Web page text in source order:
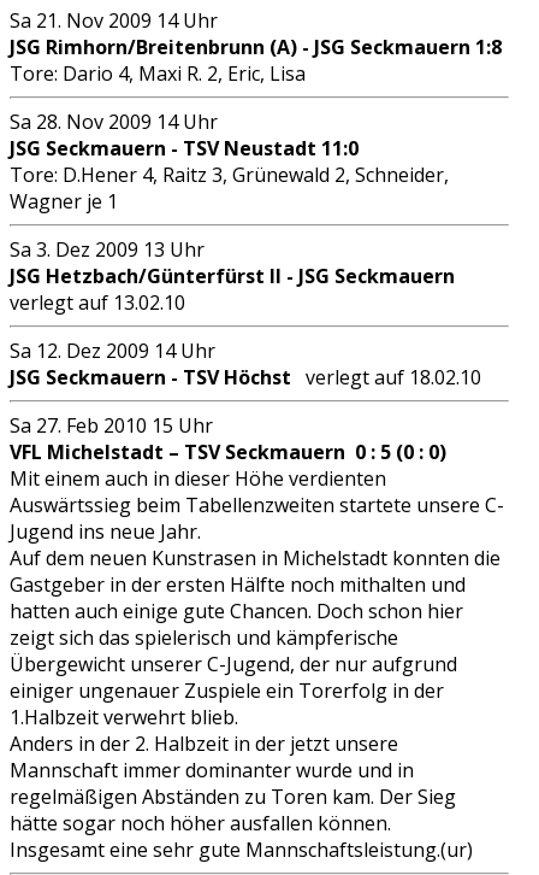
Sa 21. Nov 2009 14 Uhr
JSG Rimhorn/Breitenbrunn (A) - JSG Seckmauern 1:8
Tore: Dario 4, Maxi R. 2, Eric, Lisa
Sa 28. Nov 2009 14 Uhr
JSG Seckmauern - TSV Neustadt 11:0
Tore: D.Hener 4, Raitz 3, Grünewald 2, Schneider,
Wagner je 1
Sa 3. Dez 2009 13 Uhr
JSG Hetzbach/Günterfürst II - JSG Seckmauern
verlegt auf 13.02.10
Sa 12. Dez 2009 14 Uhr
JSG Seckmauern - TSV Höchst verlegt auf 18.02.10
Sa 27. Feb 2010 15 Uhr
VFL Michelstadt – TSV Seckmauern 0 : 5 (0 : 0)
Mit einem auch in dieser Höhe verdienten
Auswärtssieg beim Tabellenzweiten startete unsere C-
Jugend ins neue Jahr.
Auf dem neuen Kunstrasen in Michelstadt konnten die
Gastgeber in der ersten Hälfte noch mithalten und
hatten auch einige gute Chancen. Doch schon hier
zeigt sich das spielerisch und kämpferische
Übergewicht unserer C-Jugend, der nur aufgrund
einiger ungenauer Zuspiele ein Torerfolg in der
1.Halbzeit verwehrt blieb.
Anders in der 2. Halbzeit in der jetzt unsere
Mannschaft immer dominanter wurde und in
regelmäßigen Abständen zu Toren kam. Der Sieg
hätte sogar noch höher ausfallen können.
Insgesamt eine sehr gute Mannschaftsleistung.(ur)